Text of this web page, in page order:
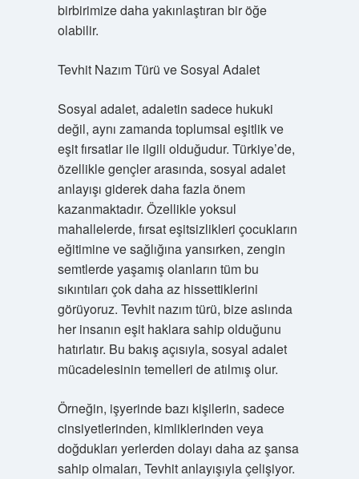
birbirimize daha yakınlaştıran bir öğe
olabilir.
Tevhit Nazım Türü ve Sosyal Adalet
Sosyal adalet, adaletin sadece hukuki
değil, aynı zamanda toplumsal eşitlik ve
eşit fırsatlar ile ilgili olduğudur. Türkiye’de,
özellikle gençler arasında, sosyal adalet
anlayışı giderek daha fazla önem
kazanmaktadır. Özellikle yoksul
mahallelerde, fırsat eşitsizlikleri çocukların
eğitimine ve sağlığına yansırken, zengin
semtlerde yaşamış olanların tüm bu
sıkıntıları çok daha az hissettiklerini
görüyoruz. Tevhit nazım türü, bize aslında
her insanın eşit haklara sahip olduğunu
hatırlatır. Bu bakış açısıyla, sosyal adalet
mücadelesinin temelleri de atılmış olur.
Örneğin, işyerinde bazı kişilerin, sadece
cinsiyetlerinden, kimliklerinden veya
doğdukları yerlerden dolayı daha az şansa
sahip olmaları, Tevhit anlayışıyla çelişiyor.